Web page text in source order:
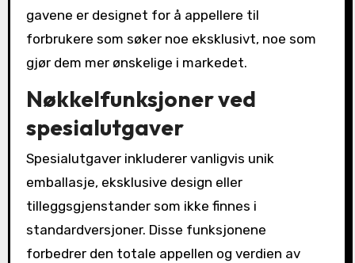
gavene er designet for å appellere til
forbrukere som søker noe eksklusivt, noe som
gjør dem mer ønskelige i markedet.
Nøkkelfunksjoner ved
spesialutgaver
Spesialutgaver inkluderer vanligvis unik
emballasje, eksklusive design eller
tilleggsgjenstander som ikke finnes i
standardversjoner. Disse funksjonene
forbedrer den totale appellen og verdien av